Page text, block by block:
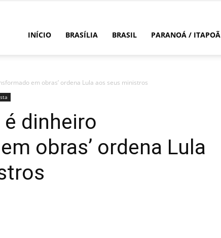
INÍCIO BRASÍLIA BRASIL PARANOÁ / ITAPOÃ
em obras’ ordena Lula aos seus ministros
é dinheiro
obras’ ordena Lula